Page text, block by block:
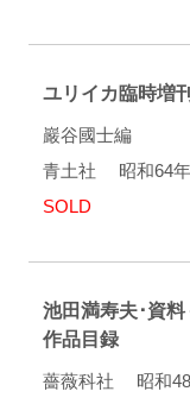
ユリイカ臨時増
巖谷國士編
青土社 昭和64
SOLD
池田満寿夫･資
作品目録
薔薇科社 昭和